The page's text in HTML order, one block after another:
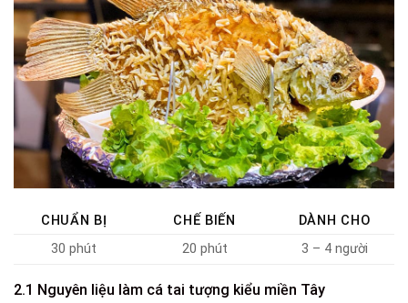
CHUẨN BỊ CHẾ BIẾN
DÀNH CHO
30 phút
20 phút 3 – 4 người
2.1 Nguyên liệu làm cá tai tượng kiểu miền Tây